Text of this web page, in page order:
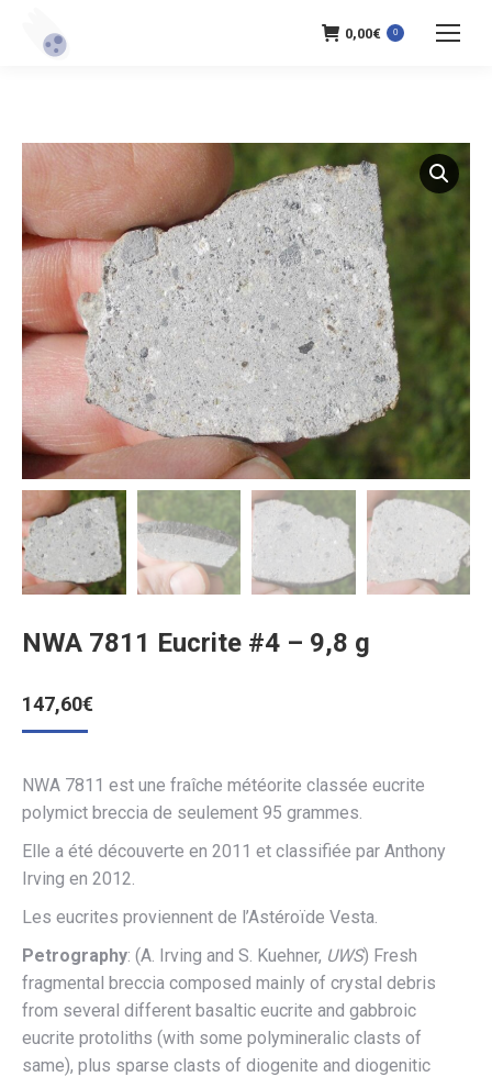
0,00€ 0
NWA 7811 Eucrite #4 – 9,8 g
147,60€
NWA 7811 est une fraîche météorite classée eucrite
polymict breccia de seulement 95 grammes.
Elle a été découverte en 2011 et classifiée par Anthony
Irving en 2012.
Les eucrites proviennent de l’Astéroïde Vesta.
Petrography: (A. Irving and S. Kuehner, UWS) Fresh
fragmental breccia composed mainly of crystal debris
from several different basaltic eucrite and gabbroic
eucrite protoliths (with some polymineralic clasts of
same), plus sparse clasts of diogenite and diogenitic